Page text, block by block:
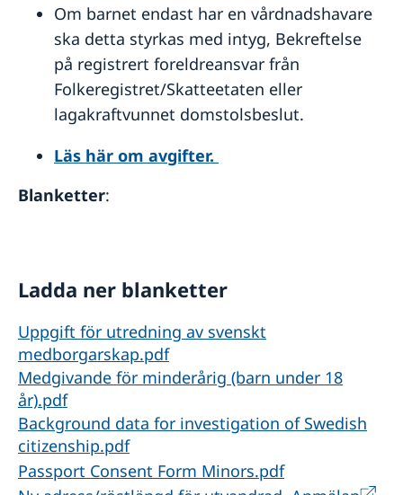
Om barnet endast har en vårdnadshavare
ska detta styrkas med intyg, Bekreftelse
på registrert foreldreansvar från
Folkeregistret/Skatteetaten eller
lagakraftvunnet domstolsbeslut.
Läs här om avgifter.
Blanketter:
Ladda ner blanketter
Uppgift för utredning av svenskt
medborgarskap.pdf
Medgivande för minderårig (barn under 18
år).pdf
Background data for investigation of Swedish
citizenship.pdf
Passport Consent Form Minors.pdf